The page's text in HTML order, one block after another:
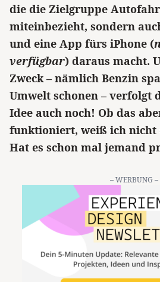
die die Zielgruppe
miteinbezieht, sondern
und eine App fürs iPhone (
verfügbar) daraus macht.
Zweck – nämlich Benzin
Umwelt schonen – verfolgt
Idee auch noch! Ob das
funktioniert, weiß ich nicht
Hat es schon mal jemand
– WERBUNG –